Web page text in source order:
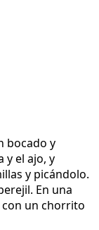
bocado y
y el ajo, y
y picándolo.
En una
con un chorrito